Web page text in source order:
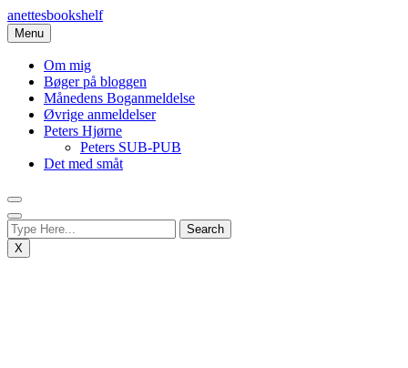
Skip
to
content
anettesbookshelf
Menu
Om mig
Bøger på bloggen
Månedens Boganmeldelse
Øvrige anmeldelser
Peters Hjørne
Peters SUB-PUB
Det med småt
X